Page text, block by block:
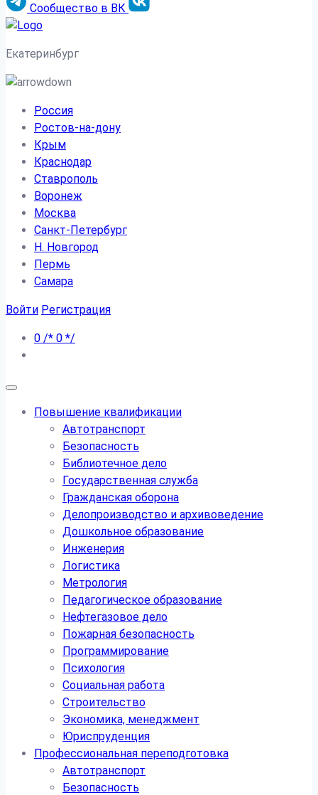
Сообщество в ВК
Екатеринбург
Россия
Ростов-на-дону
Крым
Краснодар
Ставрополь
Воронеж
Москва
Санкт-Петербург
Н. Новгород
Пермь
Самара
Войти Регистрация
0 /* 0 */
Повышение квалификации
Автотранспорт
Безопасность
Библиотечное дело
Государственная служба
Гражданская оборона
Делопроизводство и архивоведение
Дошкольное образование
Инженерия
Логистика
Метрология
Педагогическое образование
Нефтегазовое дело
Пожарная безопасность
Программирование
Психология
Социальная работа
Строительство
Экономика, менеджмент
Юриспруденция
Профессиональная переподготовка
Автотранспорт
Безопасность